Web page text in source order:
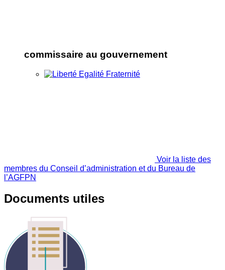
commissaire au gouvernement
Voir la liste des
membres du Conseil d’administration et du Bureau de
l’AGFPN
Documents utiles